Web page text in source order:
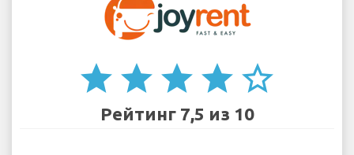
star star star star star_border
Рейтинг 7,5 из 10